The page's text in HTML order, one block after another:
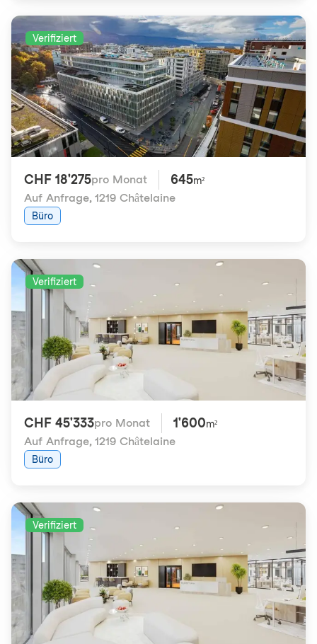
Verifiziert
CHF 18'275pro Monat 645m²
Auf Anfrage, 1219 Châtelaine
Büro
Verifiziert
CHF 45'333pro Monat 1'600m²
Auf Anfrage, 1219 Châtelaine
Büro
Verifiziert